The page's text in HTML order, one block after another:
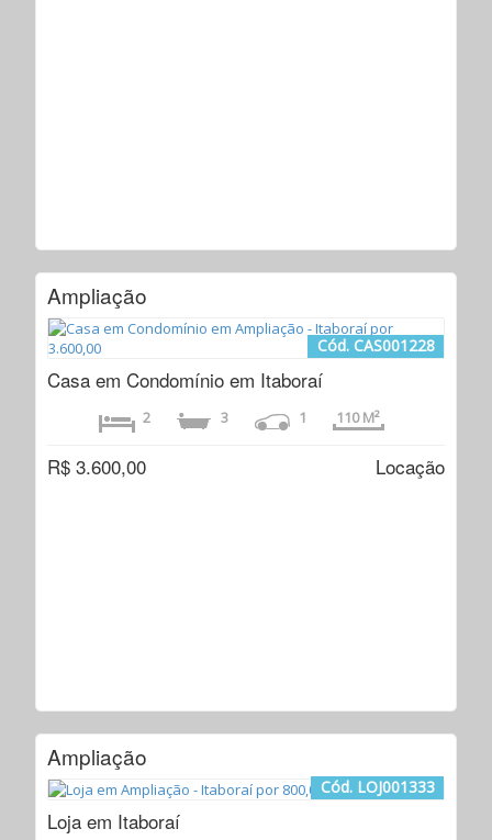
Ampliação
Cód. CAS001228
Casa em Condomínio em Itaboraí
2 3 1 110 M²
R$ 3.600,00 Locação
Ampliação
Cód. LOJ001333
Loja em Itaboraí